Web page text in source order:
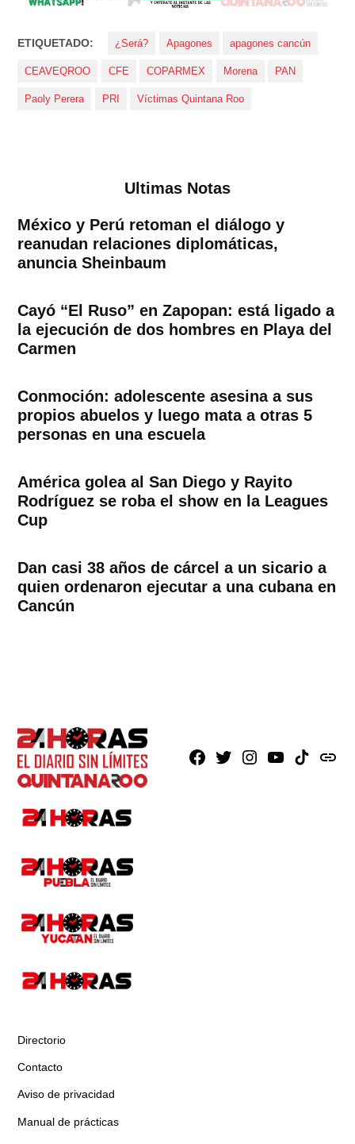
ETIQUETADO: ¿Será? Apagones apagones cancún
CEAVEQROO CFE COPARMEX Morena PAN
Paoly Perera PRI Víctimas Quintana Roo
Ultimas Notas
México y Perú retoman el diálogo y
reanudan relaciones diplomáticas,
anuncia Sheinbaum
Cayó “El Ruso” en Zapopan: está ligado a
la ejecución de dos hombres en Playa del
Carmen
Conmoción: adolescente asesina a sus
propios abuelos y luego mata a otras 5
personas en una escuela
América golea al San Diego y Rayito
Rodríguez se roba el show en la Leagues
Cup
Dan casi 38 años de cárcel a un sicario a
quien ordenaron ejecutar a una cubana en
Cancún
Facebook
X Instagram
YoutubeTikTokissuu
Directorio
Contacto
Aviso de privacidad
Manual de prácticas